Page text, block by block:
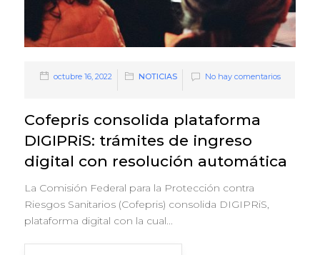
octubre 16, 2022 NOTICIAS No hay comentarios
Cofepris consolida plataforma
DIGIPRiS: trámites de ingreso
digital con resolución automática
La Comisión Federal para la Protección contra
Riesgos Sanitarios (Cofepris) consolida DIGIPRiS,
plataforma digital con la cual...